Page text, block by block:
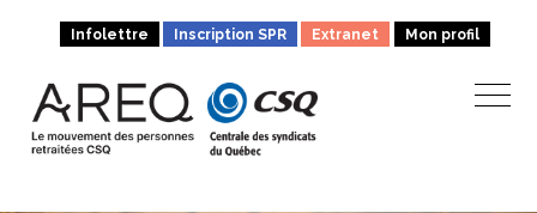
Infolettre Inscription SPR Extranet Mon profil